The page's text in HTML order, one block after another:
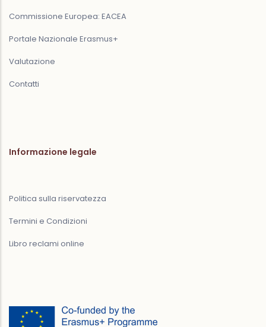
Commissione Europea: EACEA
Portale Nazionale Erasmus+
Valutazione
Contatti
Informazione legale
Politica sulla riservatezza
Termini e Condizioni
Libro reclami online